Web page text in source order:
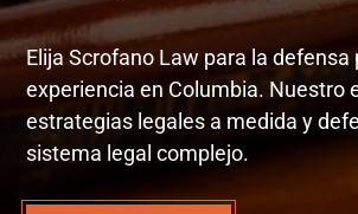
Elija Scrofano Law para la defensa
experiencia en Columbia. Nuestro
estrategias legales a medida y
sistema legal complejo.